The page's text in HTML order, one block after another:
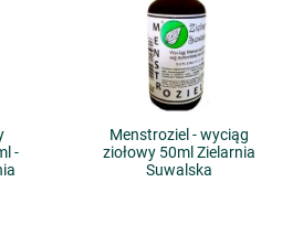
-
Menstroziel - wyciąg
ziołowy 50ml Zielarnia
Suwalska